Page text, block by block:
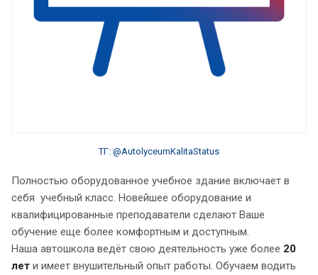
ТГ: @AutolyceumKalitaStatus
Полностью оборудованное учебное здание включает в
себя учебный класс. Новейшее оборудование и
квалифицированные преподаватели сделают Ваше
обучение еще более комфортным и доступным.
Наша автошкола ведёт свою деятельность уже более 20
лет и имеет внушительный опыт работы. Обучаем водить